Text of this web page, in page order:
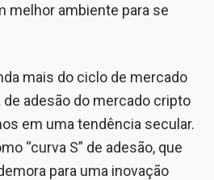
melhor ambiente para se
mais do ciclo de mercado
de adesão do mercado cripto
em uma tendência secular.
“curva S” de adesão, que
para uma inovação